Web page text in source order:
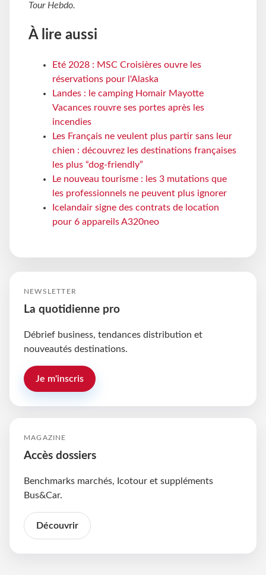
Tour Hebdo.
À lire aussi
Eté 2028 : MSC Croisières ouvre les
réservations pour l'Alaska
Landes : le camping Homair Mayotte
Vacances rouvre ses portes après les
incendies
Les Français ne veulent plus partir sans leur
chien : découvrez les destinations françaises
les plus “dog-friendly”
Le nouveau tourisme : les 3 mutations que
les professionnels ne peuvent plus ignorer
Icelandair signe des contrats de location
pour 6 appareils A320neo
NEWSLETTER
La quotidienne pro
Débrief business, tendances distribution et
nouveautés destinations.
Je m'inscris
MAGAZINE
Accès dossiers
Benchmarks marchés, Icotour et suppléments
Bus&Car.
Découvrir